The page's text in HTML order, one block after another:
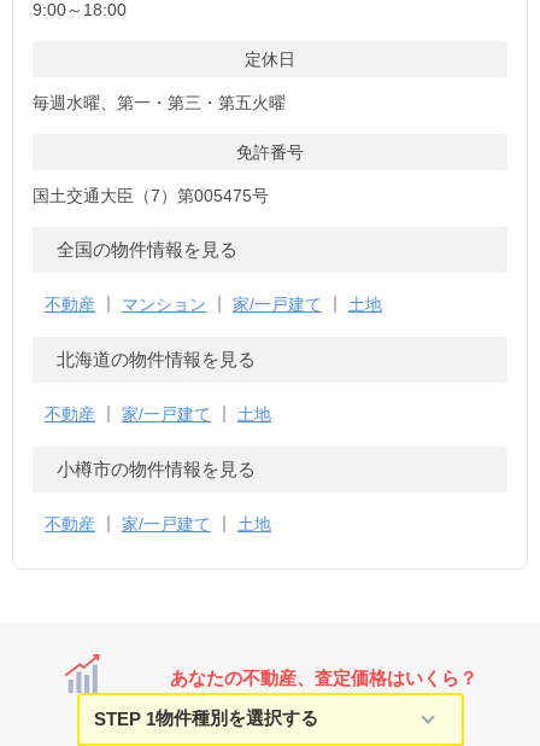
9:00～18:00
定休日
毎週水曜、第一・第三・第五火曜
免許番号
国土交通大臣（7）第005475号
全国の物件情報を見る
不動産 マンション 家/一戸建て 土地
北海道の物件情報を見る
不動産 家/一戸建て 土地
小樽市の物件情報を見る
不動産 家/一戸建て 土地
あなたの不動産、査定価格はいくら？
STEP 1